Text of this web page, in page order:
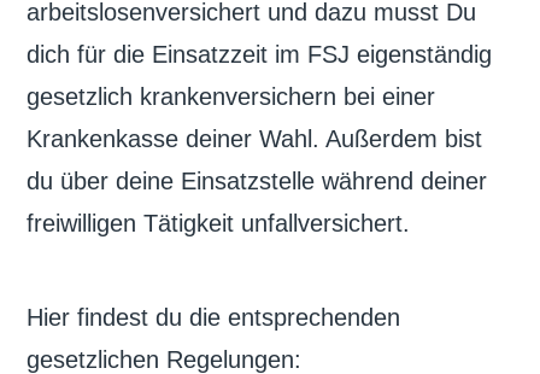
arbeitslosenversichert und dazu musst Du
dich für die Einsatzzeit im FSJ eigenständig
gesetzlich krankenversichern bei einer
Krankenkasse deiner Wahl. Außerdem bist
du über deine Einsatzstelle während deiner
freiwilligen Tätigkeit unfallversichert.
Hier findest du die entsprechenden
gesetzlichen Regelungen: